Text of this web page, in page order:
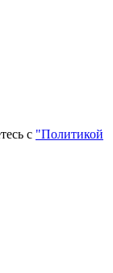
с "Политикой